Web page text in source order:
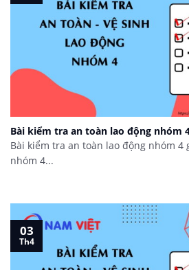
Bài kiểm tra an toàn lao động nhóm
Bài kiểm tra an toàn lao động nhóm
nhóm 4...
03
Th4